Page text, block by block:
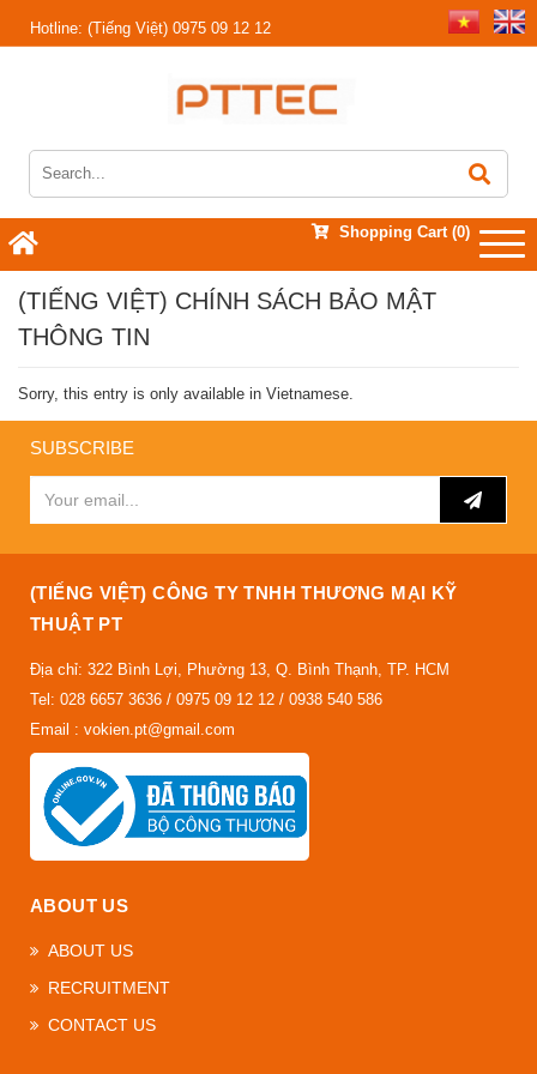
Hotline: (Tiếng Việt) 0975 09 12 12
Shopping Cart (0)
(TIẾNG VIỆT) CHÍNH SÁCH BẢO MẬT
THÔNG TIN
Sorry, this entry is only available in Vietnamese.
SUBSCRIBE
(TIẾNG VIỆT) CÔNG TY TNHH THƯƠNG MẠI KỸ
THUẬT PT
Địa chỉ: 322 Bình Lợi, Phường 13, Q. Bình Thạnh, TP. HCM
Tel: 028 6657 3636 / 0975 09 12 12 / 0938 540 586
Email : vokien.pt@gmail.com
ABOUT US
ABOUT US
RECRUITMENT
CONTACT US